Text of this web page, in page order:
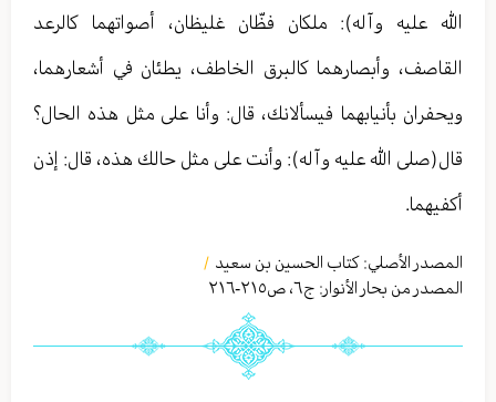
الله عليه وآله): ملكان فظّان غليظان، أصواتهما كالرعد
القاصف، وأبصارهما كالبرق الخاطف، يطئان في أشعارهما،
ويحفران بأنيابهما فيسألانك، قال: وأنا على مثل هذه الحال؟
قال(صلى الله عليه وآله): وأنت على مثل حالك هذه، قال: إذن
أكفيهما.
المصدر الأصلي: كتاب الحسين بن سعيد /
المصدر من بحار الأنوار: ج٦، ص٢١٥-٢١٦